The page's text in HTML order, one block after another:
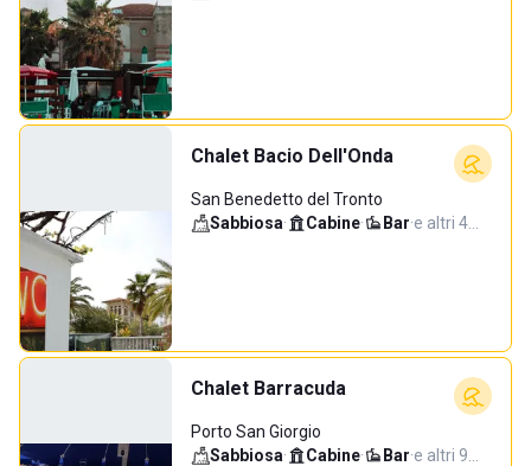
Chalet Bacio Dell'Onda
San Benedetto del Tronto
Sabbiosa· Cabine· Bar·e altri 4…
Chalet Barracuda
Porto San Giorgio
Sabbiosa· Cabine· Bar·e altri 9…